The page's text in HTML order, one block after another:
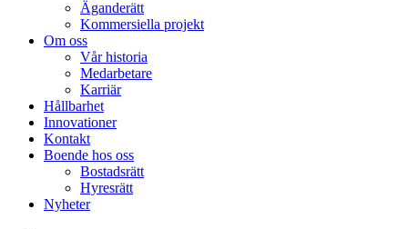
Äganderätt
Kommersiella projekt
Om oss
Vår historia
Medarbetare
Karriär
Hållbarhet
Innovationer
Kontakt
Boende hos oss
Bostadsrätt
Hyresrätt
Nyheter